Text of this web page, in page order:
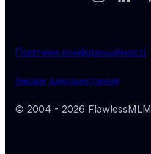
© 2004 - 2026 FlawlessMLM
Умови використання
Політика конфіденційності